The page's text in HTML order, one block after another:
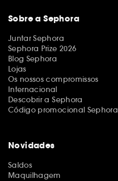
Sobre a Sephora
Juntar Sephora
Sephora Prize 2026
Blog Sephora
Lojas
Os nossos compromissos
Internacional
Descobrir a Sephora
Código promocional Sephora
Novidades
Saldos
Maquilhagem